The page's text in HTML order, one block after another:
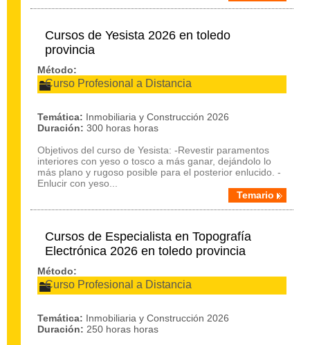
Cursos de Yesista 2026 en toledo
provincia
Método:
Curso Profesional a Distancia
Temática: Inmobiliaria y Construcción 2026
Duración: 300 horas horas
Objetivos del curso de Yesista: -Revestir paramentos
interiores con yeso o tosco a más ganar, dejándolo lo
más plano y rugoso posible para el posterior enlucido. -
Enlucir con yeso...
Temario
Cursos de Especialista en Topografía
Electrónica 2026 en toledo provincia
Método:
Curso Profesional a Distancia
Temática: Inmobiliaria y Construcción 2026
Duración: 250 horas horas